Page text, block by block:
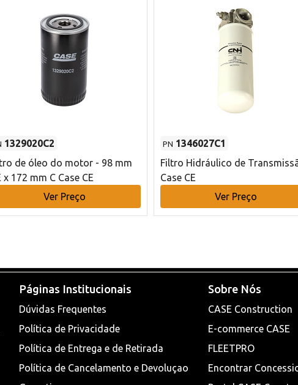
1329020C2
de óleo do motor - 98 mm
x 172 mm C Case CE
Ver Preço
PN 1346027C1
Filtro Hidráulico de
Case CE
Ver Preço
Páginas Institucionais
Dúvidas Frequentes
Política de Privacidade
Política de Entrega e de Retirada
Política de Cancelamento e Devoluçao
Sobre Nós
CASE Construction
E-commerce CASE
FLEETPRO
Encontrar